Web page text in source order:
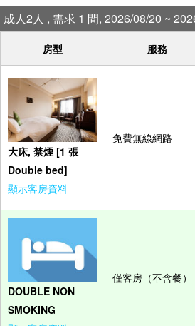
成人2人 , 需求 1 間, 2026/08/20 ~
房型 服務
大床, 禁煙 [1 張
Double bed]
顯示客房資料
免費無線網路
DOUBLE NON
SMOKING
僅客房（不含餐）